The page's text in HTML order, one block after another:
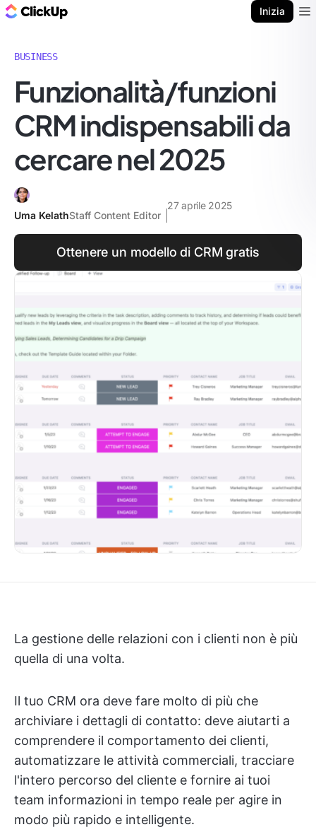
Inizia
BUSINESS
Funzionalità/funzioni
CRM indispensabili da
cercare nel 2025
Uma KelathStaff Content Editor
27 aprile 2025
Ottenere un modello di CRM gratis
La gestione delle relazioni con i clienti non è più
quella di una volta.
Il tuo CRM ora deve fare molto di più che
archiviare i dettagli di contatto: deve aiutarti a
comprendere il comportamento dei clienti,
automatizzare le attività commerciali, tracciare
l'intero percorso del cliente e fornire ai tuoi
team informazioni in tempo reale per agire in
modo più rapido e intelligente.